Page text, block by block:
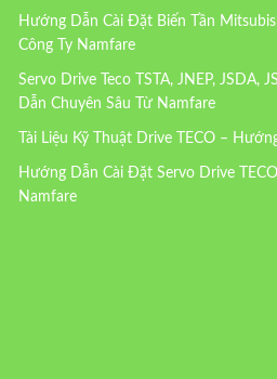
Hướng Dẫn Cài Đặt Biến Tần
Công Ty Namfare
Servo Drive Teco TSTA, JNEP, JSDA,
Dẫn Chuyên Sâu Từ Namfare
Tài Liệu Kỹ Thuật Drive TECO –
Hướng Dẫn Cài Đặt Servo Drive
Namfare